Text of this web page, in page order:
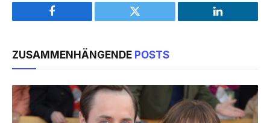
Facebook Twitter LinkedIn
ZUSAMMENHÄNGENDE POSTS